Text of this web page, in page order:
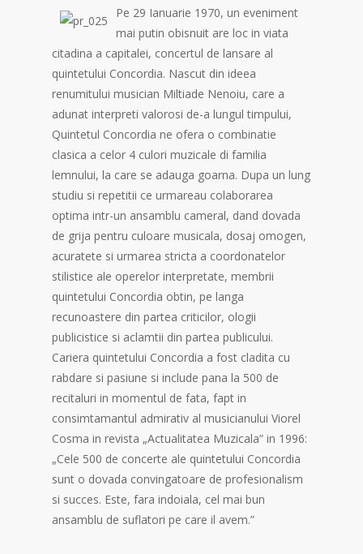
Pe 29 Ianuarie 1970, un eveniment
mai putin obisnuit are loc in viata
citadina a capitalei, concertul de lansare al
quintetului Concordia. Nascut din ideea
renumitului musician Miltiade Nenoiu, care a
adunat interpreti valorosi de-a lungul timpului,
Quintetul Concordia ne ofera o combinatie
clasica a celor 4 culori muzicale di familia
lemnului, la care se adauga goarna. Dupa un lung
studiu si repetitii ce urmareau colaborarea
optima intr-un ansamblu cameral, dand dovada
de grija pentru culoare musicala, dosaj omogen,
acuratete si urmarea stricta a coordonatelor
stilistice ale operelor interpretate, membrii
quintetului Concordia obtin, pe langa
recunoastere din partea criticilor, ologii
publicistice si aclamtii din partea publicului.
Cariera quintetului Concordia a fost cladita cu
rabdare si pasiune si include pana la 500 de
recitaluri in momentul de fata, fapt in
consimtamantul admirativ al musicianului Viorel
Cosma in revista „Actualitatea Muzicala” in 1996:
„Cele 500 de concerte ale quintetului Concordia
sunt o dovada convingatoare de profesionalism
si succes. Este, fara indoiala, cel mai bun
ansamblu de suflatori pe care il avem.”